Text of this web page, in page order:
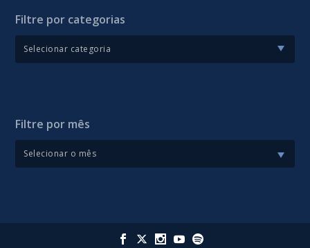
Filtre por categorias
Filtre por mês